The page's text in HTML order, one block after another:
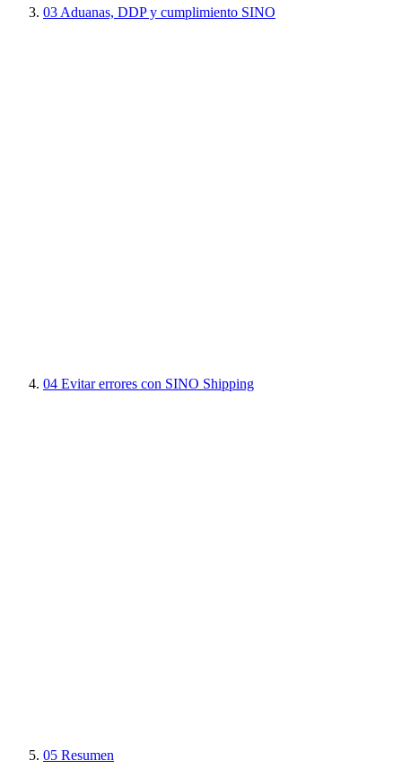
03 Aduanas, DDP y cumplimiento SINO
04 Evitar errores con SINO Shipping
05 Resumen